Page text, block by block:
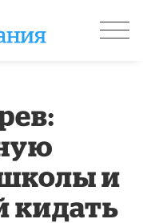
и
кидать